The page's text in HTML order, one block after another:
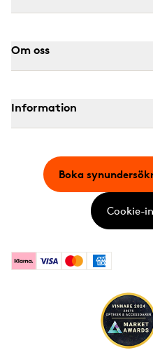
Om oss
Information
KlarnaVisa MastercardAmerican
Boka
Cookie-